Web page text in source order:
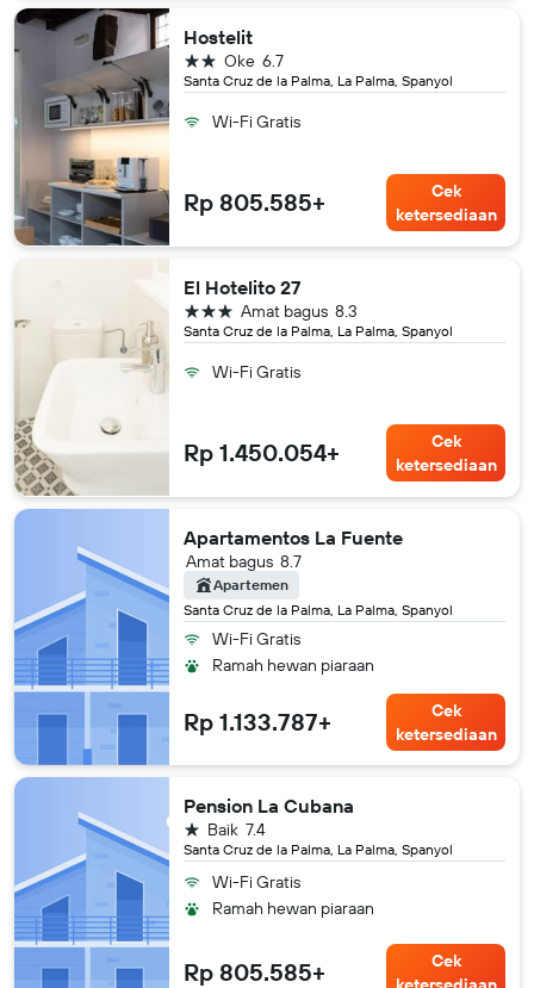
Hostelit
Santa Cruz de la Palma, La Palma, Spanyol
6.7
Oke
bintang 2
Wi-Fi Gratis
Rp 805.585+
Cek
ketersediaan
El Hotelito 27
Santa Cruz de la Palma, La Palma, Spanyol
8.3
Amat bagus
bintang 3
Wi-Fi Gratis
Rp 1.450.054+
Cek
ketersediaan
Apartamentos La Fuente
Santa Cruz de la Palma, La Palma, Spanyol
8.7
Amat bagus
Apartemen
Wi-Fi Gratis
Ramah hewan piaraan
Rp 1.133.787+
Cek
ketersediaan
Pension La Cubana
Santa Cruz de la Palma, La Palma, Spanyol
7.4
Baik
bintang 1
Wi-Fi Gratis
Ramah hewan piaraan
Rp 805.585+
Cek